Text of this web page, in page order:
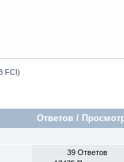
FCI)
Ответов /
39 Ответов